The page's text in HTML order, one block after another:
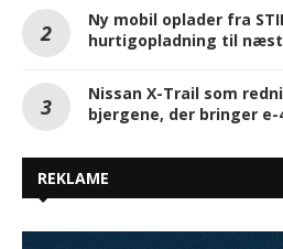
Ny mobil oplader fra
hurtigopladning til
Nissan X-Trail som
bjergene, der bringer e-
REKLAME